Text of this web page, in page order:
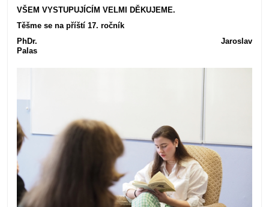
VŠEM VYSTUPUJÍCÍM VELMI DĚKUJEME.
Těšme se na příští 17. ročník
PhDr. Jaroslav
Palas